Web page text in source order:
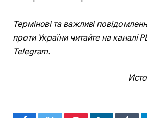
Термінові та важливі
проти України читайте на каналі
Telegram.